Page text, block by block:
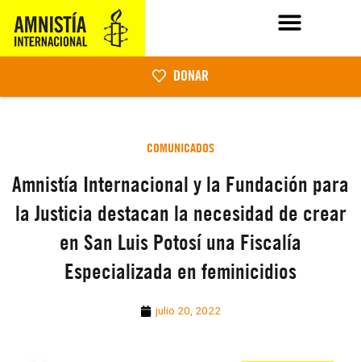
DONAR
COMUNICADOS
Amnistía Internacional y la Fundación para
la Justicia destacan la necesidad de crear
en San Luis Potosí una Fiscalía
Especializada en feminicidios
julio 20, 2022